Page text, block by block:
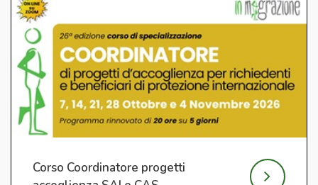
Corso Coordinatore progetti